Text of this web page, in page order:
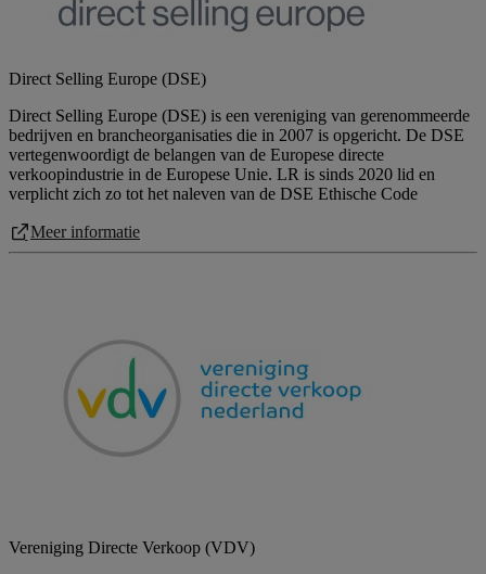
Direct Selling Europe (DSE)
Direct Selling Europe (DSE) is een vereniging van gerenommeerde
bedrijven en brancheorganisaties die in 2007 is opgericht. De DSE
vertegenwoordigt de belangen van de Europese directe
verkoopindustrie in de Europese Unie. LR is sinds 2020 lid en
verplicht zich zo tot het naleven van de DSE Ethische Code
Meer informatie
Vereniging Directe Verkoop (VDV)